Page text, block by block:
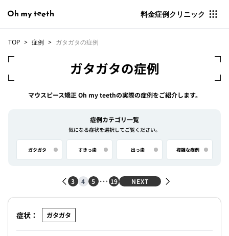
料金症例クリニック
TOP 症例 ガタガタの症例
ガタガタの症例
マウスピース矯正 Oh my teethの実際の症例をご紹介します。
症例カテゴリ一覧
気になる症状を選択してご覧ください。
ガタガタ すきっ歯 出っ歯 複雑な症例
3 4 5 19 NEXT
症状： ガタガタ